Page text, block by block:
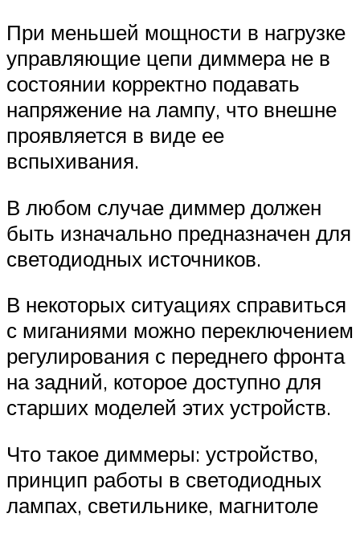
При меньшей мощности в нагрузке
управляющие цепи диммера не в
состоянии корректно подавать
напряжение на лампу, что внешне
проявляется в виде ее
вспыхивания.
В любом случае диммер должен
быть изначально предназначен для
светодиодных источников.
В некоторых ситуациях справиться
с миганиями можно переключением
регулирования с переднего фронта
на задний, которое доступно для
старших моделей этих устройств.
Что такое диммеры: устройство,
принцип работы в светодиодных
лампах, светильнике, магнитоле